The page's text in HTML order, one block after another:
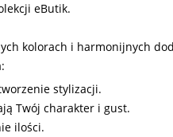
eButik.
kolorach i harmonijnych
stylizacji.
Twój charakter i gust.
ilości.